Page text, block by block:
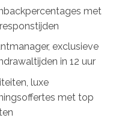
met
exclusieve
in 12 uur
luxe
met top